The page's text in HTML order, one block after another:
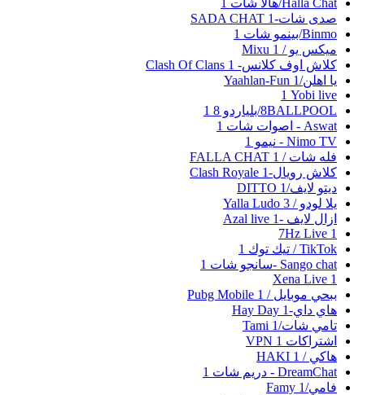
صدى شات-SADA CHAT1
Binmo/بينمو شات
1
ميكس يو / Mixu 1
كلاش اوف كلانس- Clash Of Clans 1
يا اهلن/Yaahlan-Fun1
Yobi live‏
1
8BALLPOOL/بلياردو 8
1
Aswat - اصوات شات
1
Nimo TV - نيمو
1
فله شات / FALLA CHAT 1
كلاش رويال-Clash Royale1
ديتو لايف/DITTO1
يلا لودو / Yalla Ludo 3
ازال لايف -Azal live1
7Hz Live 1
TikTok / تيك توك
1
Sango chat -سانجو شات
1
Xena Live 1
ببحي موبايل / Pubg Mobile 1
هاي داي-Hay Day1
تامي شات/Tami1
اشتراكات VPN 1
هاكي / HAKI 1
DreamChat - دريم شات
1
فامي/Famy1